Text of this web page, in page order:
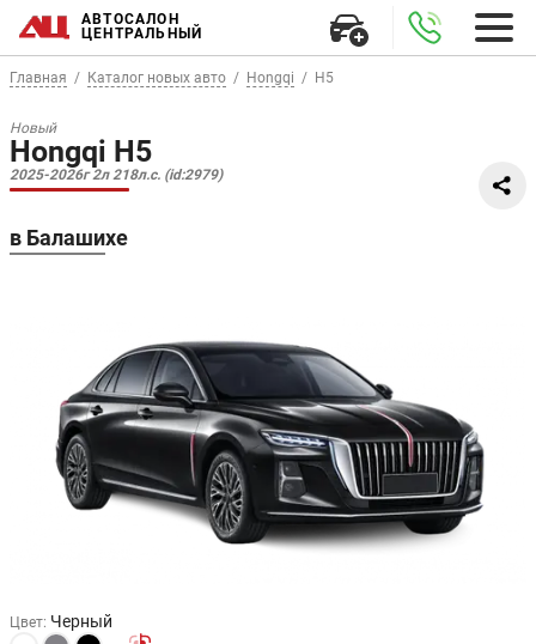
АВТОСАЛОН
ЦЕНТРАЛЬНЫЙ
Главная Каталог новых авто Hongqi H5
Новый
Hongqi H5
2025-2026г 2л 218л.с. (id:2979)
в Балашихе
Цвет: Черный